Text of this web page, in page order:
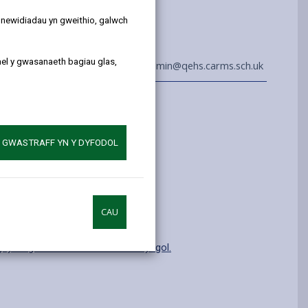
yn gweithio, galwch
y gwasanaeth bagiau glas,
YN Y DYFODOL
CAU
01267 245300 admin@qehs.carms.sch.uk
Trawsnewidiol
gwneud cais am le mewn ysgol.